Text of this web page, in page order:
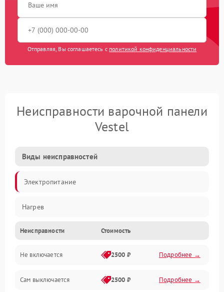
Отправляя, Вы соглашаетесь с политикой конфиденциальности
Неисправности варочной панели
Vestel
Виды неисправностей
Электропитание
Нагрев
Неисправности Стоимость
Не включается 2500 ₽ Подробнее →
Сам выключается 2500 ₽ Подробнее →